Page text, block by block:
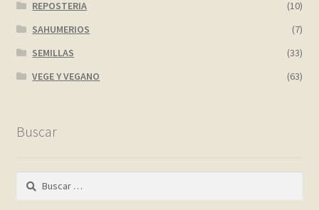
REPOSTERIA
(10)
SAHUMERIOS
(7)
SEMILLAS
(33)
VEGE Y VEGANO
(63)
Buscar
Buscar: